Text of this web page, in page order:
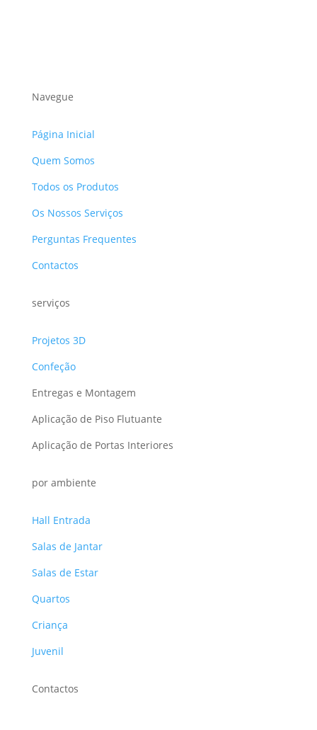
Navegue
Página Inicial
Quem Somos
Todos os Produtos
Os Nossos Serviços
Perguntas Frequentes
Contactos
serviços
Projetos 3D
Confeção
Entregas e Montagem
Aplicação de Piso Flutuante
Aplicação de Portas Interiores
por ambiente
Hall Entrada
Salas de Jantar
Salas de Estar
Quartos
Criança
Juvenil
Contactos